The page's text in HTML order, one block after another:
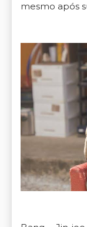
mesmo após